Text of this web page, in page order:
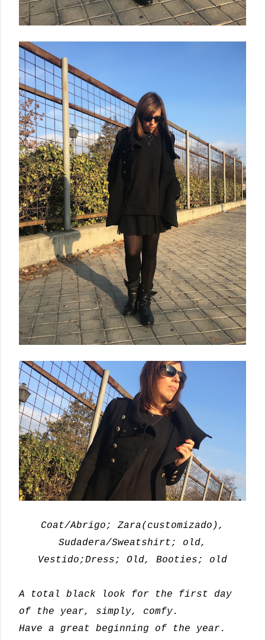
Coat/Abrigo; Zara(customizado),
Sudadera/Sweatshirt; old,
Vestido;Dress; Old, Booties; old
A total black look for the first day
of the year, simply, comfy.
Have a great beginning of the year.